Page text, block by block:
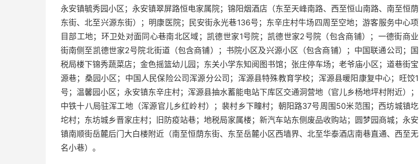
永安镇毓秀园小区；永安镇翠屏路恒电家属院；锦阳烟酒店（东至天峰南路、西至恒山南路、南至恒荫
东街、北至兴源东街）；明康医院；民安街永光巷136号；东辛庄村牛场四周至空地；游客服务中心项
目部工地；环卫处对面同心巷南北区域；凯德世家1号院；凯德世家2号院（包含商铺）；一德街商业
街南侧至凯德世家2号院北街道（包含商铺）；书院小区及兴源小区（包含商铺）；中国联通公司；国
税局楼下锦秀蔬菜店；金色摇篮幼儿园；东关小学东知阅图书馆；张庄停车场；老爷庙小区；道巷街宝
源巷；桑园小区；中国人民保险公司浑源分公司；浑源县特殊教育学校；浑源县暖阳康复中心；旺饺1
号；温馨园小区；永安镇东辛庄村；浑源县抽水蓄能电站下库区交通洞营地（官儿乡杨地坪村附近）；
中铁十八局驻浑工地（浑源官儿乡红岭村）；裴村乡下疃村；朝阳路37号周围50米范围；西坊城镇圪
坨村；东坊城乡晋家庄村；旧防疫站巷；地税局家属楼；新汽车站东侧废品收购站；圆梦园商城；永安
镇南顺街岳麓后门大白楼附近（南至恒荫东街、东至岳麓小区西墙界、北至华泰酒店南巷直通、西至无
名小巷）。